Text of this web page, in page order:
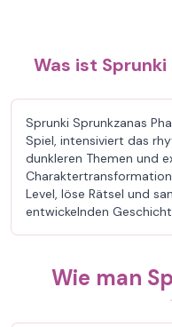
Was ist Sprunki
Sprunki Sprunkzanas
Spiel, intensiviert das
dunkleren Themen und
Level, löse Rätsel und
entwickelnden
Wie man